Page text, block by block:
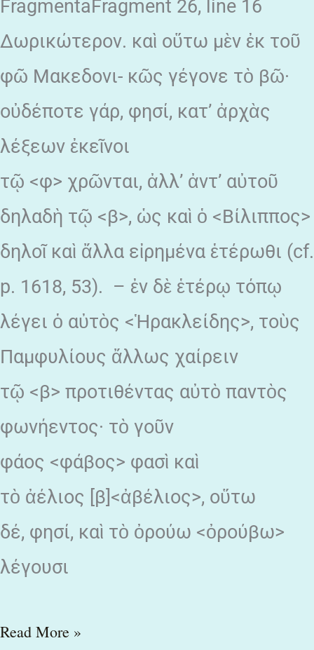
FragmentaFragment 26, line 16
Δωρικώτερον. καὶ οὕτω μὲν ἐκ τοῦ
φῶ Μακεδονι- κῶς γέγονε τὸ βῶ·
οὐδέποτε γάρ, φησί, κατ’ ἀρχὰς
λέξεων ἐκεῖνοι
τῷ <φ> χρῶνται, ἀλλ’ ἀντ’ αὐτοῦ
δηλαδὴ τῷ <β>, ὡς καὶ ὁ <Βίλιππος>
δηλοῖ καὶ ἄλλα εἰρημένα ἑτέρωθι (cf.
p. 1618, 53). – ἐν δὲ ἑτέρῳ τόπῳ
λέγει ὁ αὐτὸς <Ἡρακλείδης>, τοὺς
Παμφυλίους ἄλλως χαίρειν
τῷ <β> προτιθέντας αὐτὸ παντὸς
φωνήεντος· τὸ γοῦν
φάος <φάβος> φασὶ καὶ
τὸ ἀέλιος [β]<ἀβέλιος>, οὕτω
δέ, φησί, καὶ τὸ ὀρούω <ὀρούβω>
λέγουσι
Read More »